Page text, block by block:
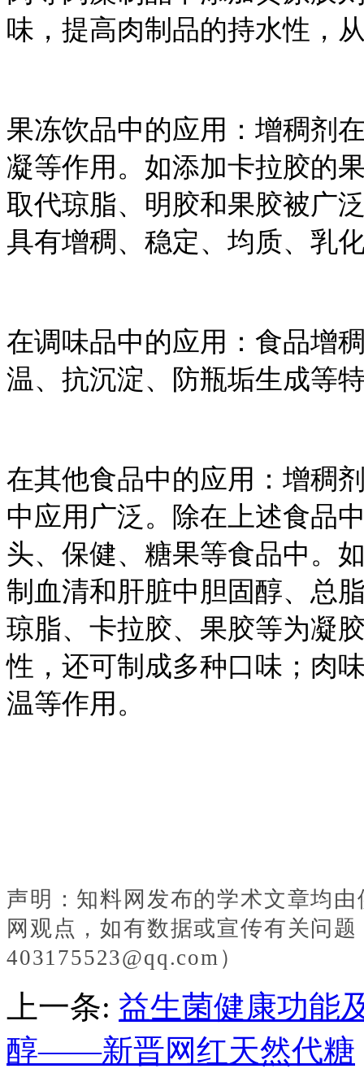
味，提高肉制品的持水性，
果冻饮品中的应用：增稠剂
凝等作用。如添加卡拉胶的
取代琼脂、明胶和果胶被广
具有增稠、稳定、均质、乳
在调味品中的应用：食品增
温、抗沉淀、防瓶垢生成等
在其他食品中的应用：增稠
中应用广泛。除在上述食品
头、保健、糖果等食品中。
制血清和肝脏中胆固醇、总
琼脂、卡拉胶、果胶等为凝
性，还可制成多种口味；肉
温等作用。
声明：知料网发布的学术文章均
网观点，如有数据或宣传有关问
403175523@qq.com）
上一条: 益生菌健康功能
醇——新晋网红天然代糖